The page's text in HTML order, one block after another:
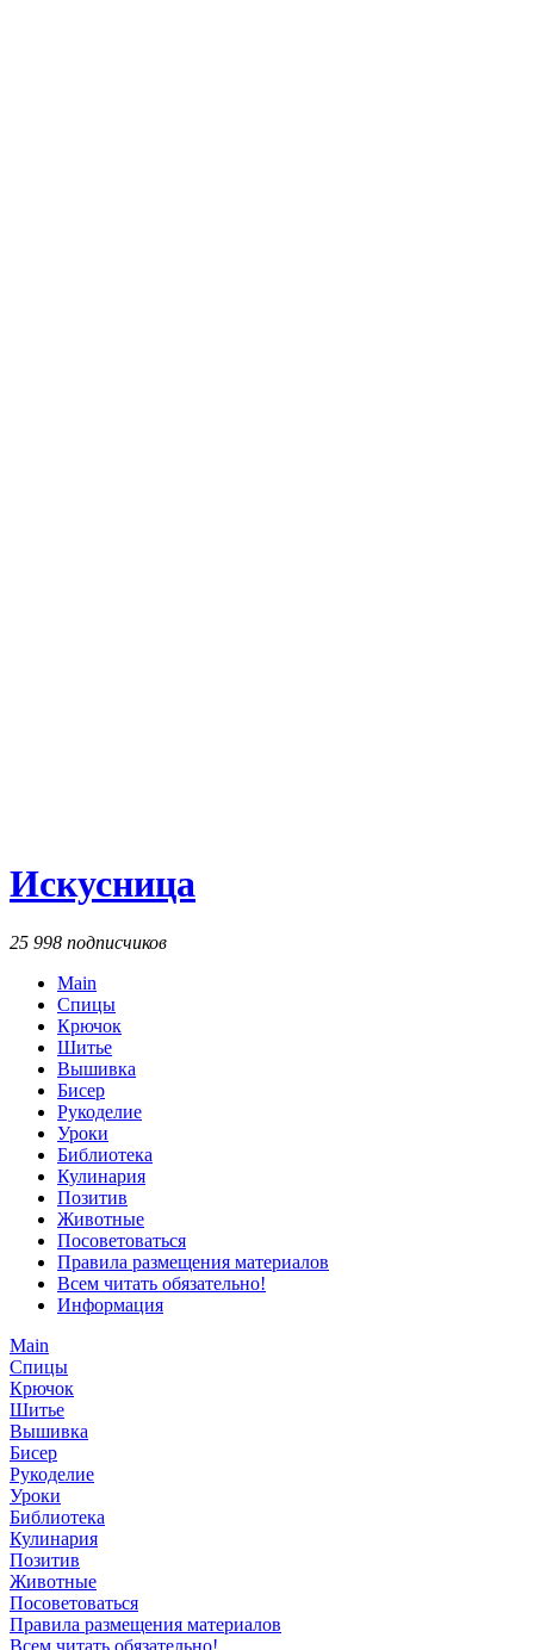
Искусница
25 998 подписчиков
Main
Спицы
Крючок
Шитье
Вышивка
Бисер
Рукоделие
Уроки
Библиотека
Кулинария
Позитив
Животные
Посоветоваться
Правила размещения материалов
Всем читать обязательно!
Информация
Main
Спицы
Крючок
Шитье
Вышивка
Бисер
Рукоделие
Уроки
Библиотека
Кулинария
Позитив
Животные
Посоветоваться
Правила размещения материалов
Всем читать обязательно!